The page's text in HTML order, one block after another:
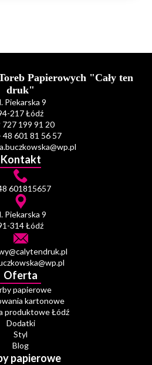
Papierowych "Cały ten
druk"
Piekarska 9
217 Łódź
727 199 91 20
48 601 81 56 57
Kontakt
601815657
Piekarska 9
314 Łódź
Oferta
papierowe
kartonowe
produktowe Łódź
Dodatki
Styl
Blog
papierowe